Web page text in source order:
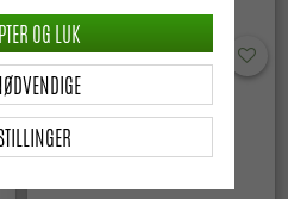
Uldtæppe - Avafors Wool
Bubble (grå/beige)
OG LUK